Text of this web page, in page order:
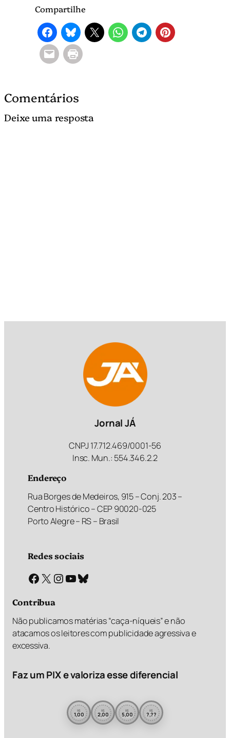
Compartilhe
Comentários
Deixe uma resposta
Jornal JÁ
CNPJ 17.712.469/0001-56
Insc. Mun.: 554.346.2.2
Endereço
Rua Borges de Medeiros, 915 – Conj. 203 –
Centro Histórico – CEP 90020-025
Porto Alegre – RS – Brasil
Redes sociais
Facebook X Instagram Youtube Bluesky
Contribua
Não publicamos matérias “caça-níqueis” e não
atacamos os leitores com publicidade agressiva e
excessiva.
Faz um PIX e valoriza esse diferencial
R$
1,00 R$
2,00 R$
5,00 R$
?,??